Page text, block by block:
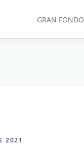
GRAN FONDO
2021